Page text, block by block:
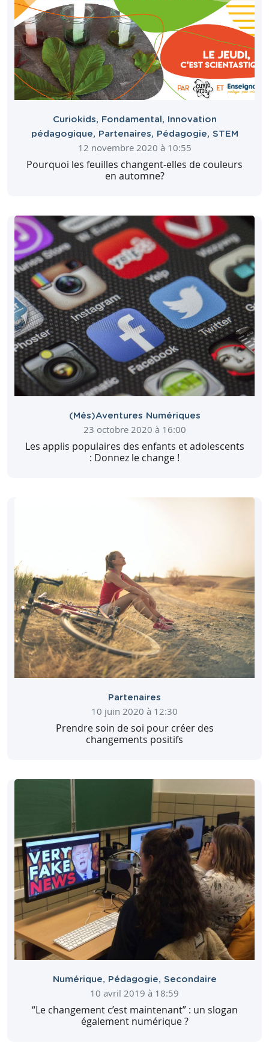
Curiokids, Fondamental, Innovation
pédagogique, Partenaires, Pédagogie, STEM
12 novembre 2020 à 10:55
Pourquoi les feuilles changent-elles de couleurs
en automne?
(Més)Aventures Numériques
23 octobre 2020 à 16:00
Les applis populaires des enfants et adolescents
: Donnez le change !
Partenaires
10 juin 2020 à 12:30
Prendre soin de soi pour créer des
changements positifs
Numérique, Pédagogie, Secondaire
10 avril 2019 à 18:59
“Le changement c’est maintenant” : un slogan
également numérique ?